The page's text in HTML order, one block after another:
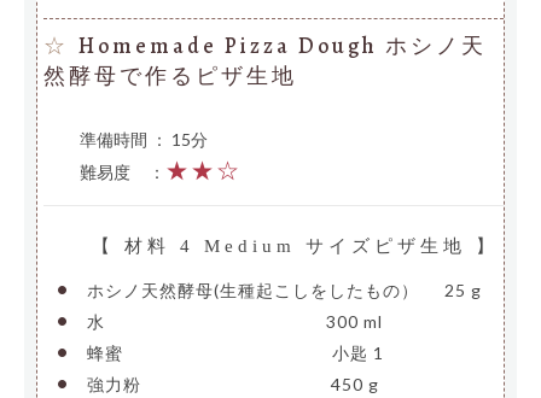
☆
Homemade Pizza Dough ホシノ天
然酵母で作るピザ生地
準備時間 ： 15分
難易度
： ★★☆
【 材料 4 Medium サイズピザ生地 】
• ホシノ天然酵母(生種起こしをしたもの） 25 g
• 水 300 ml
• 蜂蜜 小匙 1
• 強力粉 450 g